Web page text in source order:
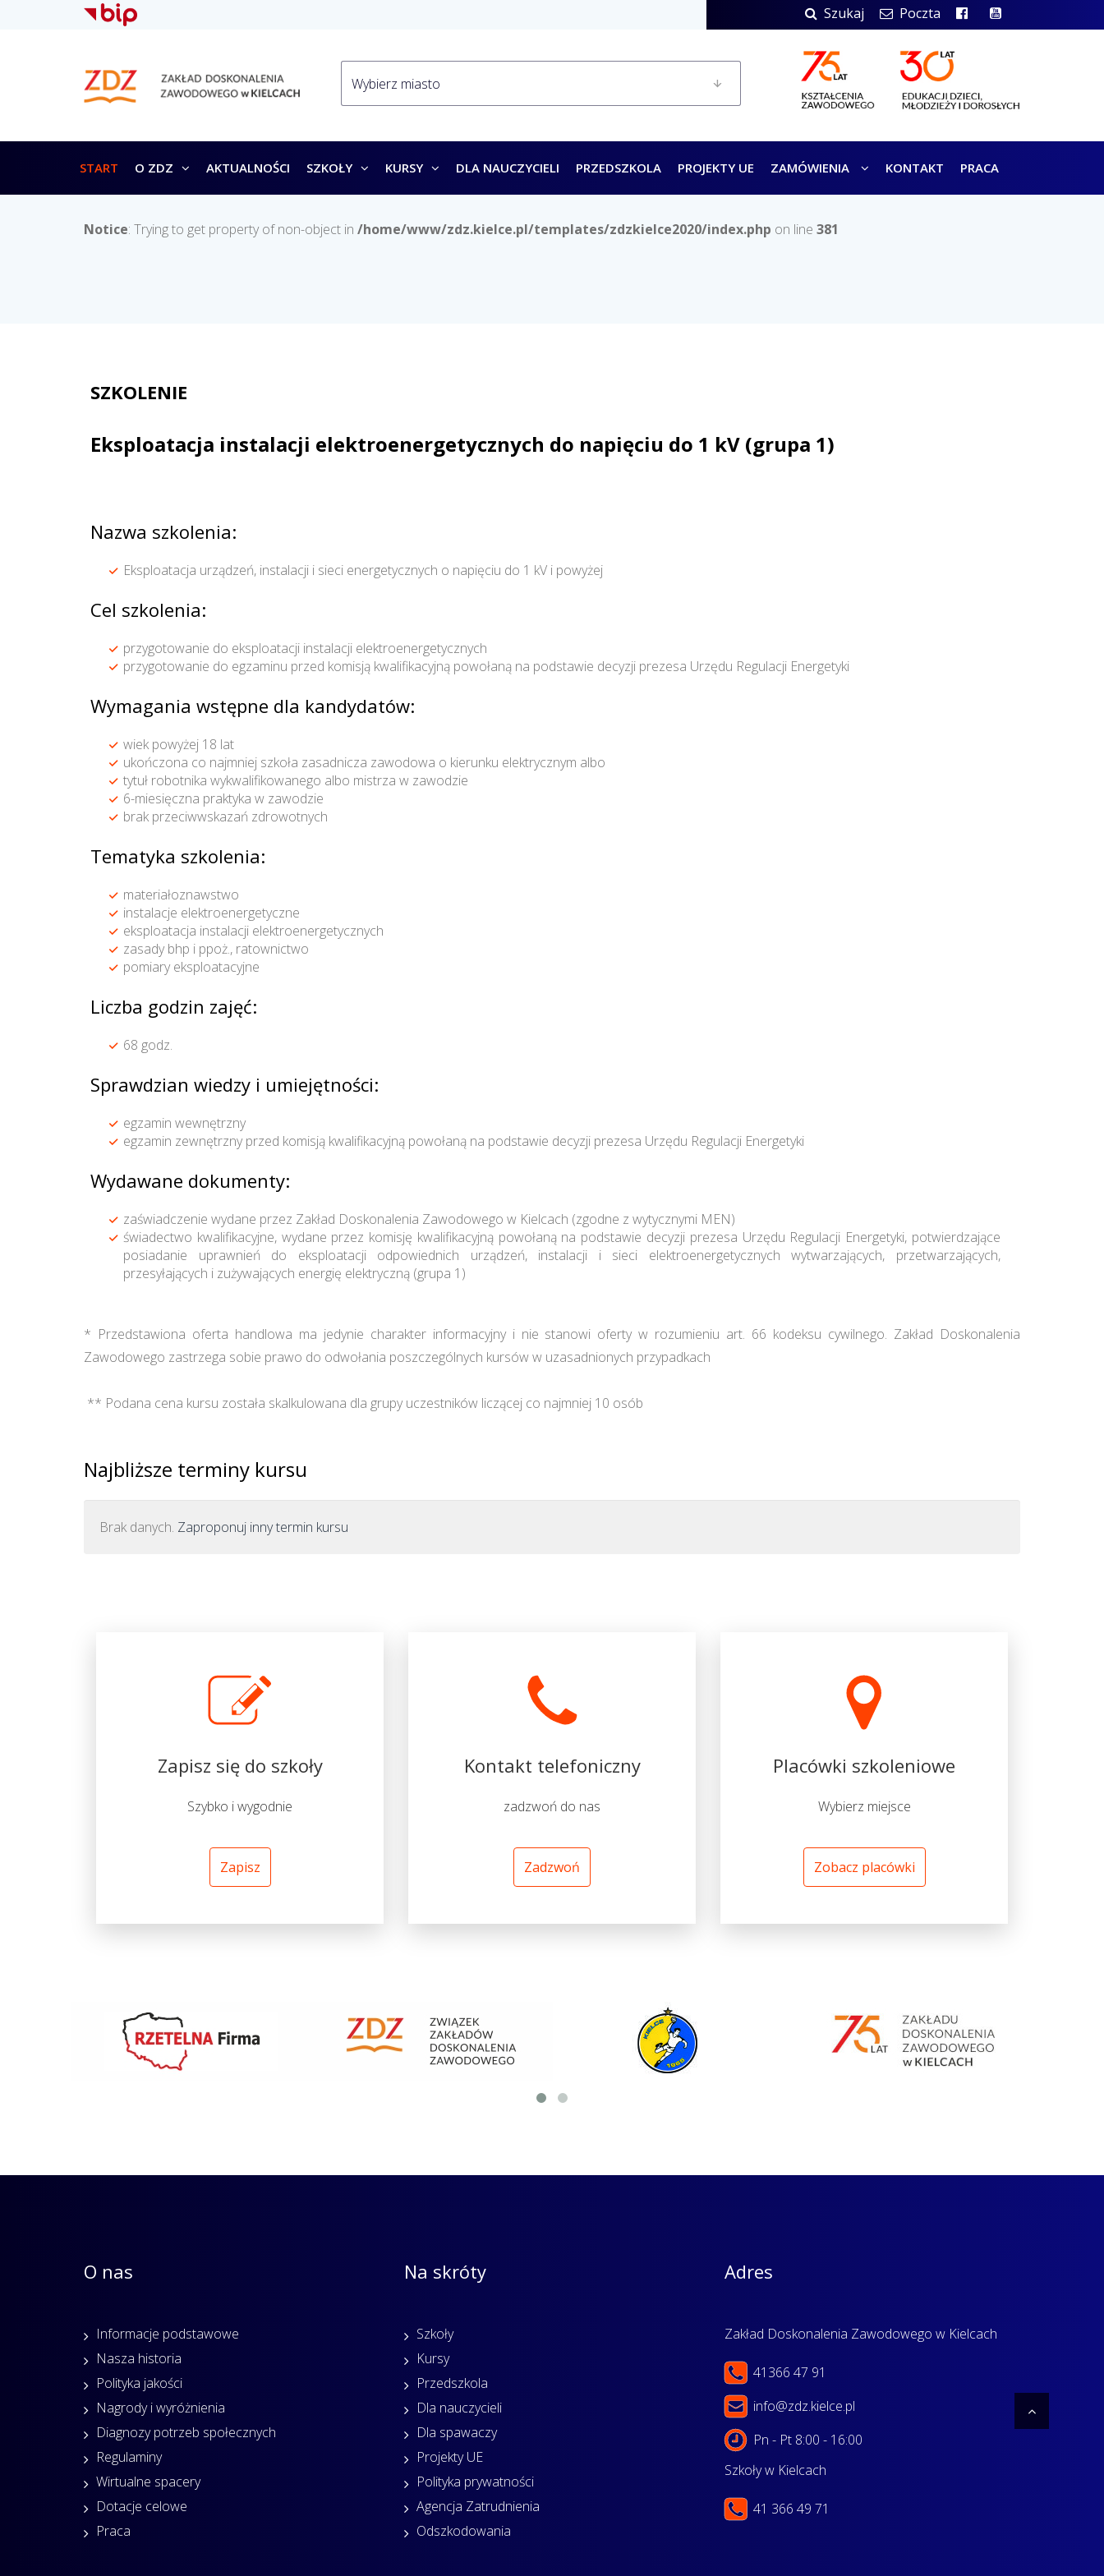
Szukaj Poczta
START O ZDZ AKTUALNOŚCI SZKOŁY KURSY DLA NAUCZYCIELI PRZEDSZKOLA PROJEKTY UE ZAMÓWIENIA KONTAKT PRACA
Notice: Trying to get property of non-object in /home/www/zdz.kielce.pl/templates/zdzkielce2020/index.php on line 381
SZKOLENIE
Eksploatacja instalacji elektroenergetycznych do napięciu do 1 kV (grupa 1)
Nazwa szkolenia:
Eksploatacja urządzeń, instalacji i sieci energetycznych o napięciu do 1 kV i powyżej
Cel szkolenia:
przygotowanie do eksploatacji instalacji elektroenergetycznych
przygotowanie do egzaminu przed komisją kwalifikacyjną powołaną na podstawie decyzji prezesa Urzędu Regulacji Energetyki
Wymagania wstępne dla kandydatów:
wiek powyżej 18 lat
ukończona co najmniej szkoła zasadnicza zawodowa o kierunku elektrycznym albo
tytuł robotnika wykwalifikowanego albo mistrza w zawodzie
6-miesięczna praktyka w zawodzie
brak przeciwwskazań zdrowotnych
Tematyka szkolenia:
materiałoznawstwo
instalacje elektroenergetyczne
eksploatacja instalacji elektroenergetycznych
zasady bhp i ppoż., ratownictwo
pomiary eksploatacyjne
Liczba godzin zajęć:
68 godz.
Sprawdzian wiedzy i umiejętności:
egzamin wewnętrzny
egzamin zewnętrzny przed komisją kwalifikacyjną powołaną na podstawie decyzji prezesa Urzędu Regulacji Energetyki
Wydawane dokumenty:
zaświadczenie wydane przez Zakład Doskonalenia Zawodowego w Kielcach (zgodne z wytycznymi MEN)
świadectwo kwalifikacyjne, wydane przez komisję kwalifikacyjną powołaną na podstawie decyzji prezesa Urzędu Regulacji Energetyki, potwierdzające
posiadanie uprawnień do eksploatacji odpowiednich urządzeń, instalacji i sieci elektroenergetycznych wytwarzających, przetwarzających,
przesyłających i zużywających energię elektryczną (grupa 1)
* Przedstawiona oferta handlowa ma jedynie charakter informacyjny i nie stanowi oferty w rozumieniu art. 66 kodeksu cywilnego. Zakład Doskonalenia
Zawodowego zastrzega sobie prawo do odwołania poszczególnych kursów w uzasadnionych przypadkach
** Podana cena kursu została skalkulowana dla grupy uczestników liczącej co najmniej 10 osób
Najbliższe terminy kursu
Brak danych. Zaproponuj inny termin kursu
Zapisz się do szkoły
Szybko i wygodnie
Zapisz
Kontakt telefoniczny
zadzwoń do nas
Zadzwoń
Placówki szkoleniowe
Wybierz miejsce
Zobacz placówki
O nas
Informacje podstawowe
Nasza historia
Polityka jakości
Nagrody i wyróżnienia
Diagnozy potrzeb społecznych
Regulaminy
Wirtualne spacery
Dotacje celowe
Praca
Na skróty
Szkoły
Kursy
Przedszkola
Dla nauczycieli
Dla spawaczy
Projekty UE
Polityka prywatności
Agencja Zatrudnienia
Odszkodowania
Adres
Zakład Doskonalenia Zawodowego w Kielcach
41366 47 91
info@zdz.kielce.pl
Pn - Pt 8:00 - 16:00
Szkoły w Kielcach
41 366 49 71